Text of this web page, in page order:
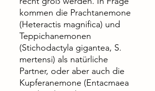
kommen die Prachtanemone
(Heteractis magnifica) und
Teppichanemonen
(Stichodactyla gigantea, S.
mertensi) als natürliche
Partner, oder aber auch die
Kupferanemone (Entacmaea